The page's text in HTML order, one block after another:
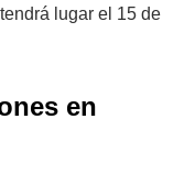
tendrá lugar el 15 de
en